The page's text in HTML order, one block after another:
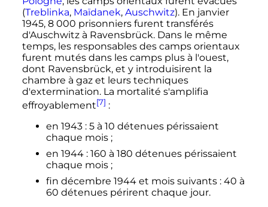
(Treblinka, Maïdanek, Auschwitz). En janvier
1945, 8 000 prisonniersfurent transférés
d'Auschwitz à Ravensbrück. Dans le même
temps, les responsables des camps orientaux
furent mutés dans les camps plus à l'ouest,
dont Ravensbrück, et y introduisirent la
chambre à gaz et leurs techniques
d'extermination. La mortalité s'amplifia
effroyablement[7] :
en 1943 : 5 à 10 détenues périssaient
chaque mois ;
en 1944 : 160 à 180 détenues périssaient
chaque mois ;
fin décembre 1944et mois suivants : 40 à
60 détenues périrent chaque jour.